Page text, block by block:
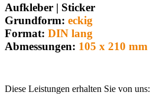
Aufkleber | Sticker
Grundform: eckig
Format: DIN lang
Abmessungen: 105 x 210 mm
Diese Leistungen erhalten Sie von uns: